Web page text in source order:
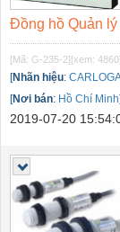
Đồng hồ Quản
[Mã: G-235-2][xem: 4860]
[Nhãn hiệu:
[Nơi bán: Hồ Chí Minh]
2019-07-20